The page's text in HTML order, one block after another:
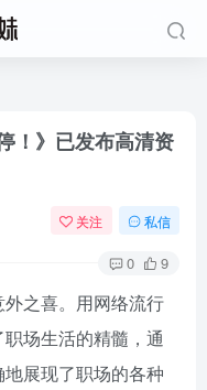
！》已发布高清资
关注 私信
0 9
之喜。用网络流行
场生活的精髓，通
展现了职场的各种